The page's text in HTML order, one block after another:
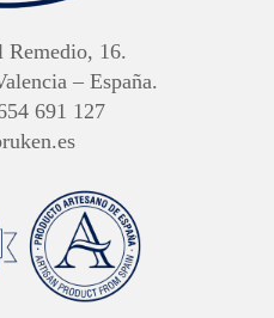
16.
– España.
691 127